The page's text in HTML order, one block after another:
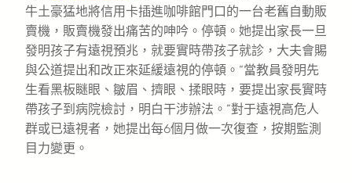
牛土豪猛地將信用卡插進咖啡館門口的一台老舊自動販
賣機，販賣機發出痛苦的呻吟。停頓。她提出家長一旦
發明孩子有遠視預兆，就要實時帶孩子就診，大夫會賜
與公道提出和改正來延緩遠視的停頓。“當教員發明先
生看黑板瞇眼、皺眉、擠眼、揉眼時，要提出家長實時
帶孩子到病院檢討，明白干涉辦法。”對于遠視高危人
群或已遠視者，她提出每6個月做一次復查，按期監測
目力變更。